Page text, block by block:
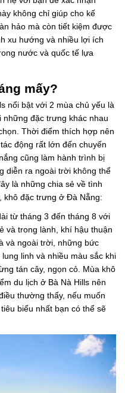
không chỉ giúp cho kế
hảo mà còn tiết kiệm được
xu hướng và nhiều lợi ích
nước và quốc tế lựa
mấy?
nổi bật với 2 mùa chủ yếu là
đặc trưng khác nhau
Thời điểm thích hợp nên
động rất lớn đến chuyến
cũng làm hành trình bị
diễn ra ngoài trời không thể
là những chia sẻ về tình
khô đặc trưng ở Đà Nẵng:
từ tháng 3 đến tháng 8 với
và trong lành, khí hậu thuận
và ngoài trời, những bức
linh và nhiều màu sắc khi
tán cây, ngọn cỏ. Mùa khô
du lịch ở Bà Nà Hills nên
thường thấy, nếu muốn
biểu nhất bạn có thể sẽ